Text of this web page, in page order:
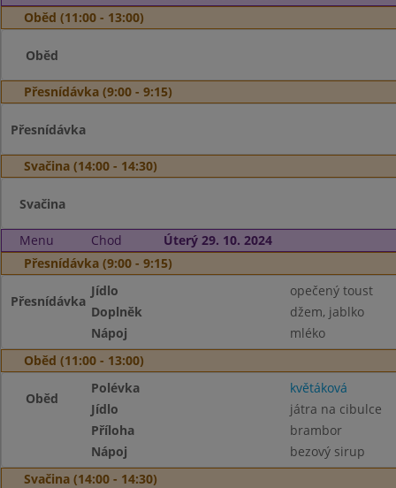
Oběd (11:00 - 13:00)
Oběd
Přesnídávka (9:00 - 9:15)
Přesnídávka
Svačina (14:00 - 14:30)
Svačina
Menu Chod
Úterý 29. 10. 2024
Přesnídávka (9:00 - 9:15)
Přesnídávka
Jídlo
opečený toust
Doplněk
džem, jablko
Nápoj
mléko
Oběd (11:00 - 13:00)
Oběd
Polévka
květáková
Jídlo
játra na cibulce
Příloha
brambor
Nápoj
bezový sirup
Svačina (14:00 - 14:30)